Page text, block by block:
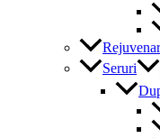
Seruri